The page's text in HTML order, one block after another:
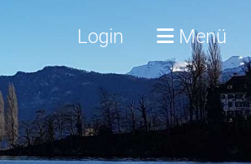
Login Menü